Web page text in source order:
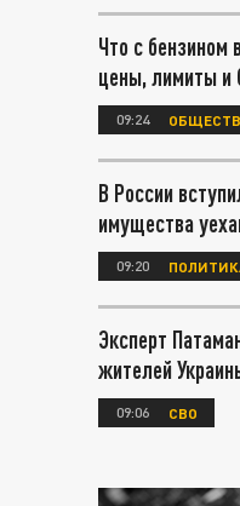
Что с бензином
цены, лимиты и
09:24
В России
имущества
09:20
Эксперт
жителей
09:06 СВО